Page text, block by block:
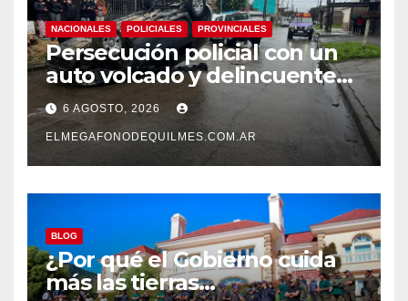
NACIONALES POLICIALES PROVINCIALES
Persecución policial con un
auto volcado y delincuentes
detenidos en San Francisco
Solano
6 AGOSTO, 2026
ELMEGAFONODEQUILMES.COM.AR
BLOG
¿Por qué el Gobierno cuida
más las tierras